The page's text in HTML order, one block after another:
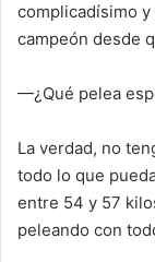
complicadísimo
campeón desde
—¿Qué pelea
La verdad, no
todo lo que
entre 54 y 57
peleando con